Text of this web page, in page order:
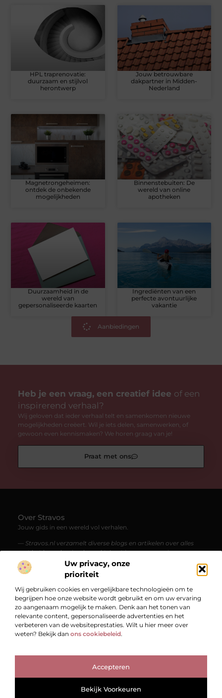
Uw privacy, onze
prioriteit
Wij gebruiken cookies en vergelijkbare technologieën om te
begrijpen hoe onze website wordt gebruikt en om uw ervaring
zo aangenaam mogelijk te maken. Denk aan het tonen van
relevante content, gepersonaliseerde advertenties en het
verbeteren van de websiteprestaties. Wilt u hier meer over
weten? Bekijk dan ons cookiebeleid.
Accepteren
Bekijk Voorkeuren
HPL traprenovatie:
duurzaam en stijlvol
herontwerp
Jouw betrouwbare
dakpartner in Midden-
Nederland
Magnetrongeheimen:
ontdek de onbekende
mogelijkheden
Binnenstebuiten: De
wereld van online
apotheken
Duurzaamheid in de
wereld van
gepersonaliseerde kaarten
Ingrediënten van een
perfecte avontuurlijke
vakantie
Aanbiedingen
Heb je een vraag, een creatief idee of een
inspirerend verhaal?
Wij geloven dat ieder verhaal telt en samenkomen nieuwe
mogelijkheden creëert. Wil je iets delen, samenwerken, of
gewoon even kennismaken? We horen graag van je!
Praat met ons
Over Stravos
Jouw gids in een wereld vol verhalen.
— Stravos.nl verzamelt diverse blogs en artikelen over alles
wat het leven boeiend maakt. Laat je meenemen in een
stroom van kennis, inspiratie en verrassende perspectieven.
Bericht categorie
Onze informatie
www.stravos.nl.All Right Reserved.